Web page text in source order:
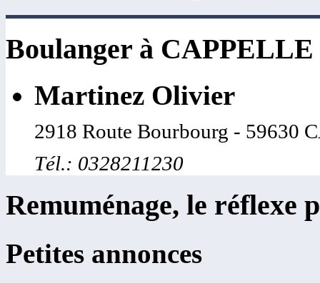
Boulanger à
Martinez Olivier
2918 Route Bourbourg - 59630
Tél.: 0328211230
Remuménage, le réflexe
Petites annonces